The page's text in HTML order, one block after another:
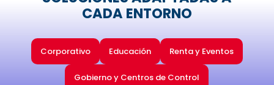
CADA ENTORNO
Corporativo Educación Renta y Eventos
Gobierno y Centros de Control